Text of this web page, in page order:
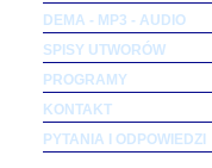
DEMA - MP3 - AUDIO
SPISY UTWORÓW
PROGRAMY
KONTAKT
PYTANIA I ODPOWIEDZI